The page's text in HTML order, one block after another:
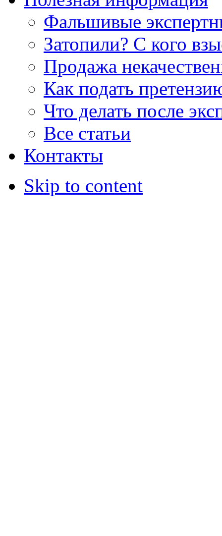
Фальшивые
Затопили? С кого
Продажа
Как подать
Что делать после
Все статьи
Контакты
Skip to content